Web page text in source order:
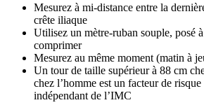
Mesurez à mi-distance entre la
crête iliaque
Utilisez un mètre-ruban souple, posé
comprimer
Mesurez au même moment (matin à
Un tour de taille supérieur à 88 cm
chez l’homme est un facteur de
indépendant de l’IMC